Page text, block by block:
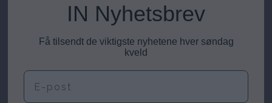
IN Nyhetsbrev
Få tilsendt de viktigste nyhetene hver søndag
kveld
E-post